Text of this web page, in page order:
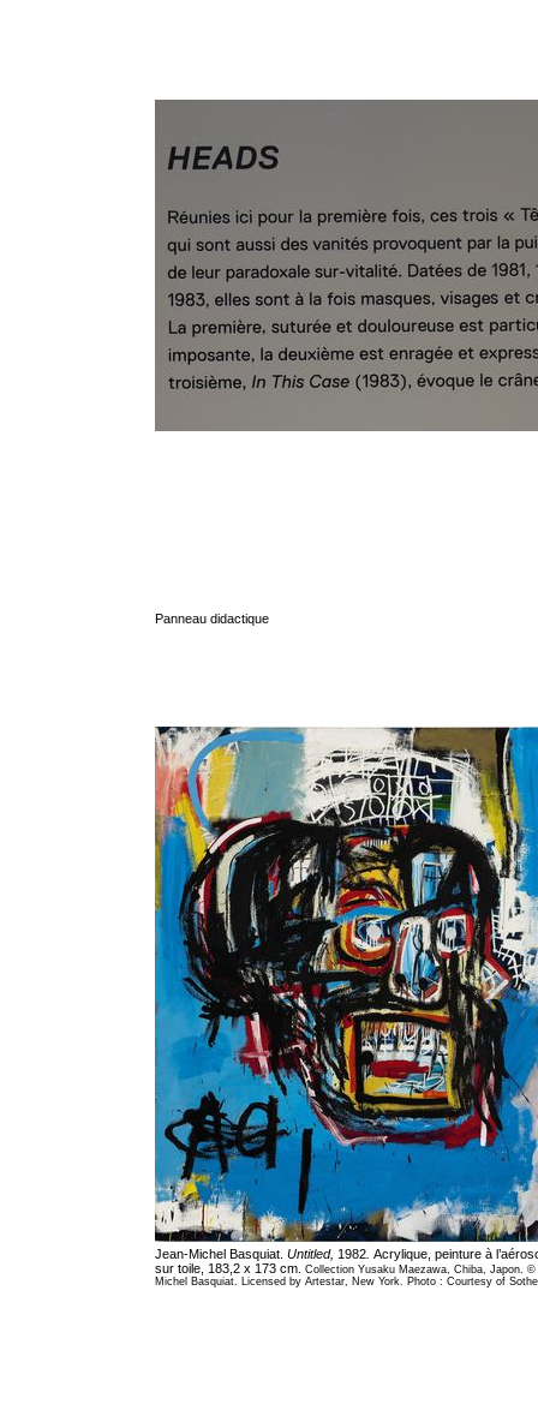
Panneau didactique
Jean-Michel Basquiat. Untitled, 1982. Acrylique, peinture à
sur toile, 183,2 x 173 cm. Collection Yusaku Maezawa, Chiba, Japon.
Michel Basquiat. Licensed by Artestar, New York. Photo : Courtesy of